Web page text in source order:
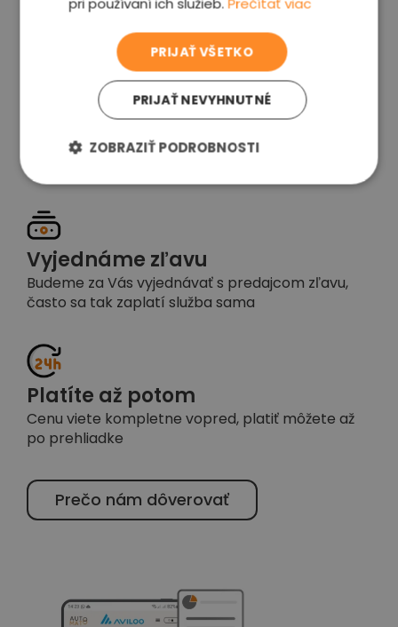
voľba
Garancia spokojnosti
Pokiaľ nebudete s našou prácou spokojní,
Vyjednáme zľavu
Budeme za Vás vyjednávať s predajcom zľavu,
často sa tak zaplatí služba sama
Platíte až potom
Cenu viete kompletne vopred, platiť môžete až
po prehliadke
Prečo nám dôverovať
PRIJAŤ VŠETKO
PRIJAŤ NEVYHNUTNÉ
ZOBRAZIŤ PODROBNOSTI